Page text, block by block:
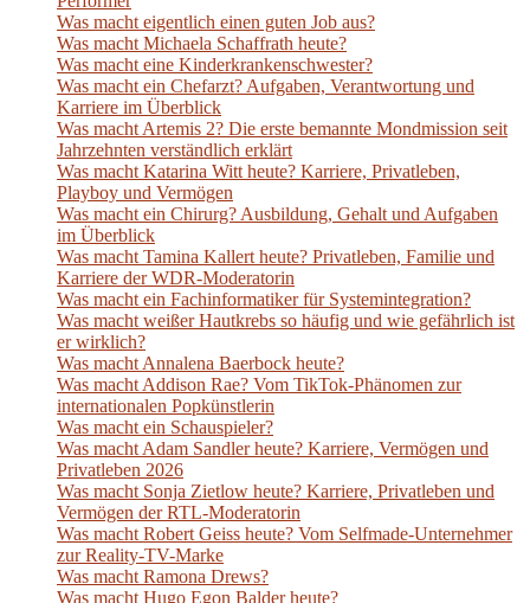
Was macht eigentlich einen guten Job aus?
Was macht Michaela Schaffrath heute?
Was macht eine Kinderkrankenschwester?
Was macht ein Chefarzt? Aufgaben, Verantwortung und
Karriere im Überblick
Was macht Artemis 2? Die erste bemannte Mondmission seit
Jahrzehnten verständlich erklärt
Was macht Katarina Witt heute? Karriere, Privatleben,
Playboy und Vermögen
Was macht ein Chirurg? Ausbildung, Gehalt und Aufgaben
im Überblick
Was macht Tamina Kallert heute? Privatleben, Familie und
Karriere der WDR-Moderatorin
Was macht ein Fachinformatiker für Systemintegration?
Was macht weißer Hautkrebs so häufig und wie gefährlich ist
er wirklich?
Was macht Annalena Baerbock heute?
Was macht Addison Rae? Vom TikTok-Phänomen zur
internationalen Popkünstlerin
Was macht ein Schauspieler?
Was macht Adam Sandler heute? Karriere, Vermögen und
Privatleben 2026
Was macht Sonja Zietlow heute? Karriere, Privatleben und
Vermögen der RTL-Moderatorin
Was macht Robert Geiss heute? Vom Selfmade-Unternehmer
zur Reality-TV-Marke
Was macht Ramona Drews?
Was macht Hugo Egon Balder heute?